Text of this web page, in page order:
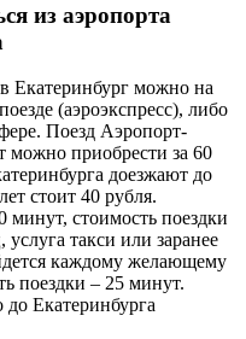
из аэропорта
Екатеринбург можно на
(аэроэкспресс), либо
Поезд Аэропорт-
можно приобрести за 60
доезжают до
стоит 40 рубля.
стоимость поездки
такси или заранее
каждому желающему
поездки – 25 минут.
до Екатеринбурга